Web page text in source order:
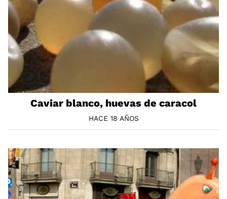
Caviar blanco, huevas de caracol
HACE 18 AÑOS